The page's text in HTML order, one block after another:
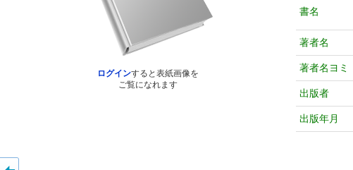
ログインすると表紙画像を
ご覧になれます
書名
著者名
著者名ヨミ
出版者
出版年月